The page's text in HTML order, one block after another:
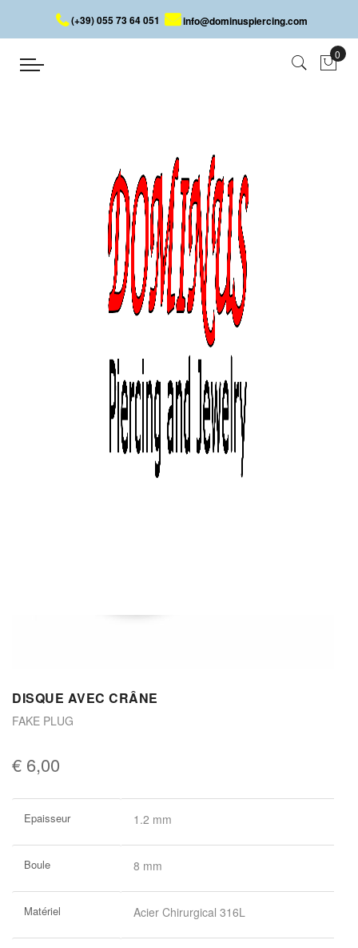
(+39) 055 73 64 051 info@dominuspiercing.com
DISQUE AVEC CRÂNE
DISQUE AVEC CRÂNE
DISQUE AVEC CRÂNE
FAKE PLUG
€ 6,00
d’information
Epaisseur 1.2 mm
Boule 8 mm
Matériel Acier Chirurgical 316L